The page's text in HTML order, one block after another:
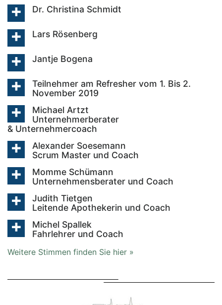
Dr. Christina Schmidt
Lars Rösenberg
Jantje Bogena
Teilnehmer am Refresher vom 1. Bis 2.
November 2019
Michael Artzt
Unternehmerberater
& Unternehmercoach
Alexander Soesemann
Scrum Master und Coach
Momme Schümann
Unternehmensberater und Coach
Judith Tietgen
Leitende Apothekerin und Coach
Michel Spallek
Fahrlehrer und Coach
Weitere Stimmen finden Sie hier »